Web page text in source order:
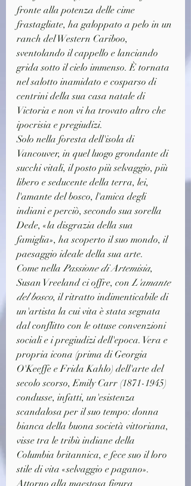
fronte alla potenza delle cime
frastagliate, ha galoppato a pelo in un
ranch del Western Cariboo,
sventolando il cappello e lanciando
grida sotto il cielo immenso. È tornata
nel salotto inamidato e cosparso di
centrini della sua casa natale di
Victoria e non vi ha trovato altro che
ipocrisia e pregiudizi.
Solo nella foresta dell'isola di
Vancouver, in quel luogo grondante di
succhi vitali, il posto più selvaggio, più
libero e seducente della terra, lei,
l'amante del bosco, l'amica degli
indiani e perciò, secondo sua sorella
Dede, «la disgrazia della sua
famiglia», ha scoperto il suo mondo, il
paesaggio ideale della sua arte.
Come nella Passione di Artemisia,
Susan Vreeland ci offre, con L'amante
del bosco, il ritratto indimenticabile di
un'artista la cui vita è stata segnata
dal conflitto con le ottuse convenzioni
sociali e i pregiudizi dell'epoca. Vera e
propria icona (prima di Georgia
O'Keeffe e Frida Kahlo) dell'arte del
secolo scorso, Emily Carr (1871-1945)
condusse, infatti, un'esistenza
scandalosa per il suo tempo: donna
bianca della buona società vittoriana,
visse tra le tribù indiane della
Columbia britannica, e fece suo il loro
stile di vita «selvaggio e pagano».
Attorno alla maestosa figura